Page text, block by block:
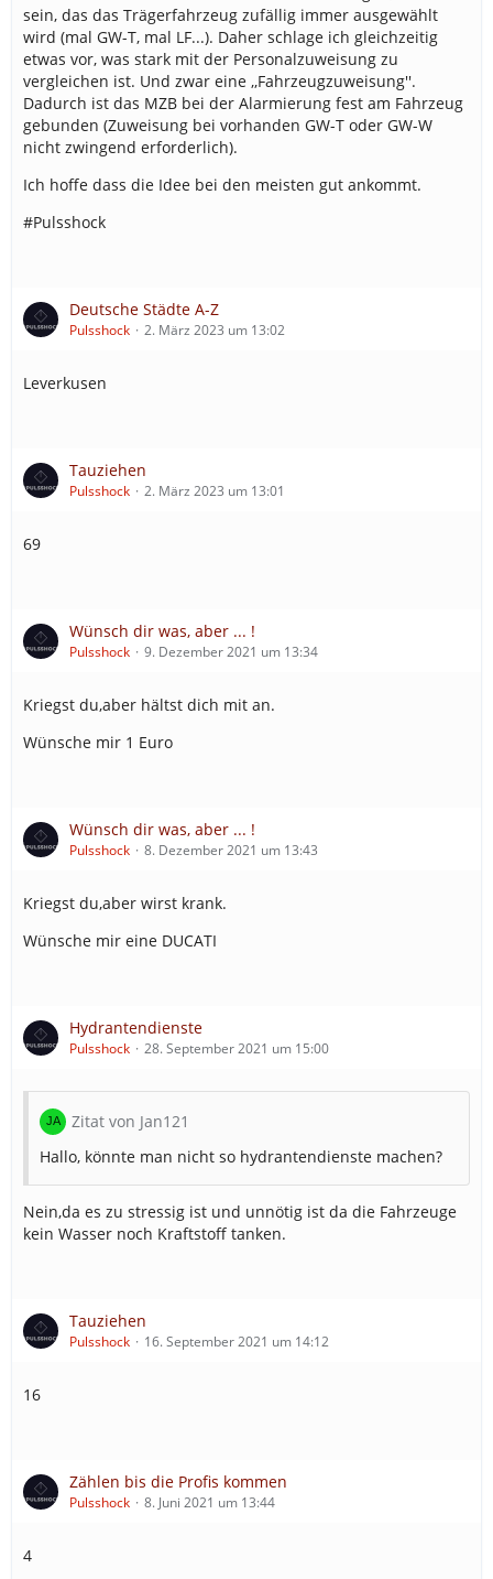
sein, das das Trägerfahrzeug zufällig immer ausgewählt
wird (mal GW-T, mal LF...). Daher schlage ich gleichzeitig
etwas vor, was stark mit der Personalzuweisung zu
vergleichen ist. Und zwar eine ,,Fahrzeugzuweisung''.
Dadurch ist das MZB bei der Alarmierung fest am Fahrzeug
gebunden (Zuweisung bei vorhanden GW-T oder GW-W
nicht zwingend erforderlich).
Ich hoffe dass die Idee bei den meisten gut ankommt.
#Pulsshock
Deutsche Städte A-Z
Pulsshock 2. März 2023 um 13:02
Leverkusen
Tauziehen
Pulsshock 2. März 2023 um 13:01
69
Wünsch dir was, aber ... !
Pulsshock 9. Dezember 2021 um 13:34
Kriegst du,aber hältst dich mit an.
Wünsche mir 1 Euro
Wünsch dir was, aber ... !
Pulsshock 8. Dezember 2021 um 13:43
Kriegst du,aber wirst krank.
Wünsche mir eine DUCATI
Hydrantendienste
Pulsshock 28. September 2021 um 15:00
Zitat von Jan121
Hallo, könnte man nicht so hydrantendienste machen?
Nein,da es zu stressig ist und unnötig ist da die Fahrzeuge
kein Wasser noch Kraftstoff tanken.
Tauziehen
Pulsshock 16. September 2021 um 14:12
16
Zählen bis die Profis kommen
Pulsshock 8. Juni 2021 um 13:44
4